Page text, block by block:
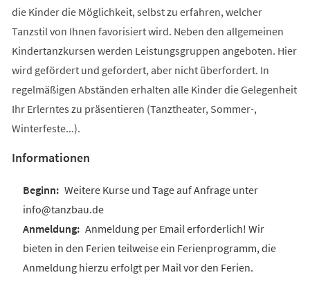
die Kinder die Möglichkeit, selbst zu erfahren, welcher
Tanzstil von Ihnen favorisiert wird. Neben den allgemeinen
Kindertanzkursen werden Leistungsgruppen angeboten. Hier
wird gefördert und gefordert, aber nicht überfordert. In
regelmäßigen Abständen erhalten alle Kinder die Gelegenheit
Ihr Erlerntes zu präsentieren (Tanztheater, Sommer-,
Winterfeste...).
Informationen
Weitere Kurse und Tage auf Anfrage unter
info@tanzbau.de
Anmeldung per Email erforderlich! Wir
bieten in den Ferien teilweise ein Ferienprogramm, die
Anmeldung hierzu erfolgt per Mail vor den Ferien.